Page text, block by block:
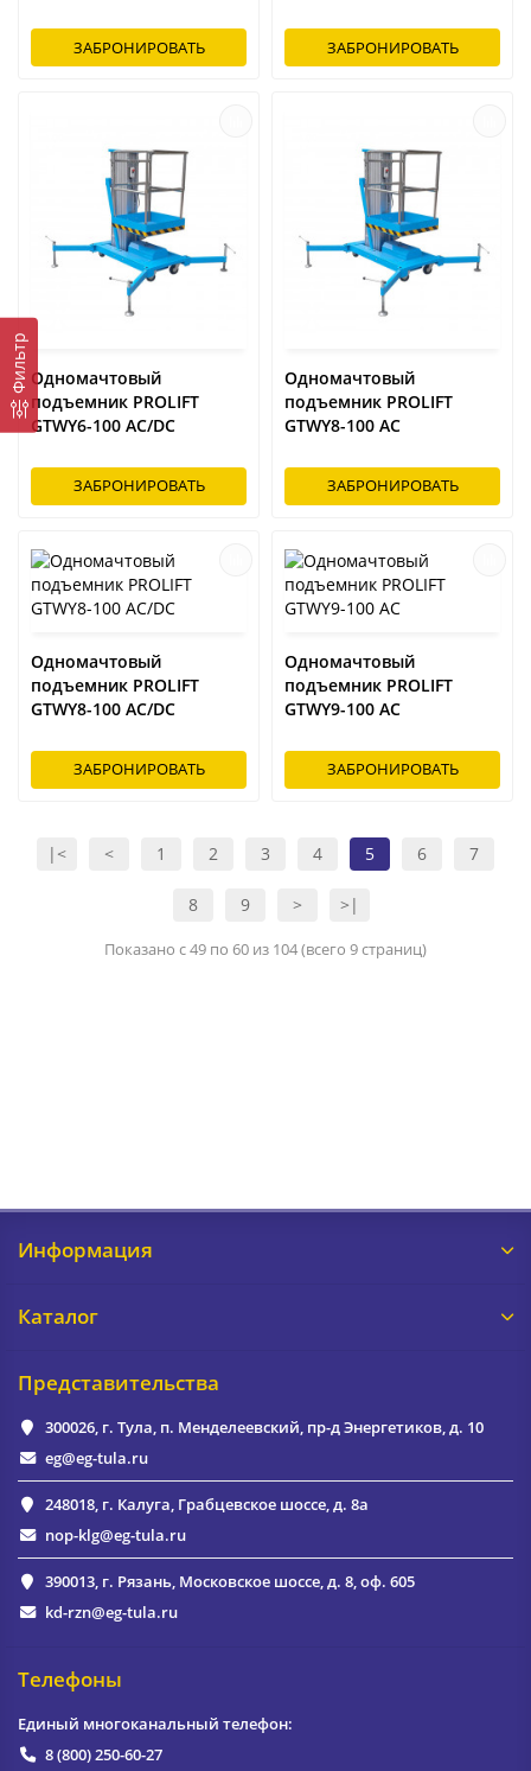
Фильтр
ЗАБРОНИРОВАТЬ ЗАБРОНИРОВАТЬ
Одномачтовый
подъемник PROLIFT
GTWY6-100 AC/DC
ЗАБРОНИРОВАТЬ
Одномачтовый
подъемник PROLIFT
GTWY8-100 AC
ЗАБРОНИРОВАТЬ
Одномачтовый
подъемник PROLIFT
GTWY8-100 AC/DC
ЗАБРОНИРОВАТЬ
Одномачтовый
подъемник PROLIFT
GTWY9-100 AC
ЗАБРОНИРОВАТЬ
|< < 1 2 3 4 5 6 7
8 9 > >|
Показано с 49 по 60 из 104 (всего 9 страниц)
Информация
Каталог
Представительства
300026, г. Тула, п. Менделеевский, пр-д Энергетиков, д. 10
eg@eg-tula.ru
248018, г. Калуга, Грабцевское шоссе, д. 8а
nop-klg@eg-tula.ru
390013, г. Рязань, Московское шоссе, д. 8, оф. 605
kd-rzn@eg-tula.ru
Телефоны
Единый многоканальный телефон:
8 (800) 250-60-27